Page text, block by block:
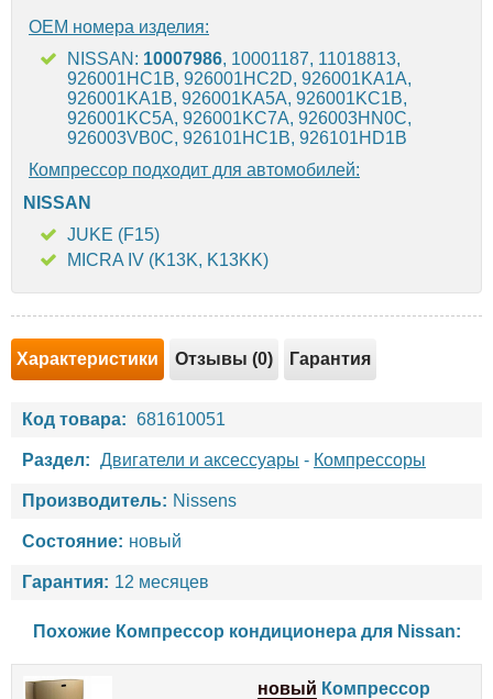
OEM номера изделия:
NISSAN: 10007986, 10001187, 11018813,
926001HC1B, 926001HC2D, 926001KA1A,
926001KA1B, 926001KA5A, 926001KC1B,
926001KC5A, 926001KC7A, 926003HN0C,
926003VB0C, 926101HC1B, 926101HD1B
Компрессор подходит для автомобилей:
NISSAN
JUKE (F15)
MICRA IV (K13K, K13KK)
Характеристики Отзывы (0) Гарантия
Код товара: 681610051
Раздел: Двигатели и аксессуары - Компрессоры
Производитель: Nissens
Состояние: новый
Гарантия: 12 месяцев
Похожие Компрессор кондиционера для Nissan:
новый Компрессор